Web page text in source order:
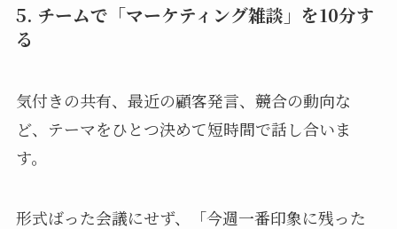
5. チームで「マーケティング雑談」を10分す
る
気付きの共有、最近の顧客発言、競合の動向な
ど、テーマをひとつ決めて短時間で話し合いま
す。
形式ばった会議にせず、「今週一番印象に残った